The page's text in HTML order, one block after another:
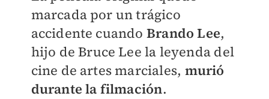
marcada por un trágico
accidente cuando Brando Lee,
hijo de Bruce Lee la leyenda del
cine de artes marciales, murió
durante la filmación.